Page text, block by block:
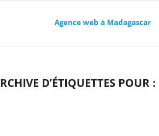
Agence web à Madagascar
D’ÉTIQUETTES POUR :